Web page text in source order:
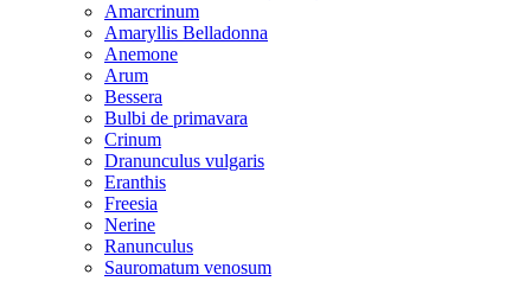
Amarcrinum
Amaryllis Belladonna
Anemone
Arum
Bessera
Bulbi de primavara
Crinum
Dranunculus vulgaris
Eranthis
Freesiа
Nerine
Ranunculus
Sauromatum venosum